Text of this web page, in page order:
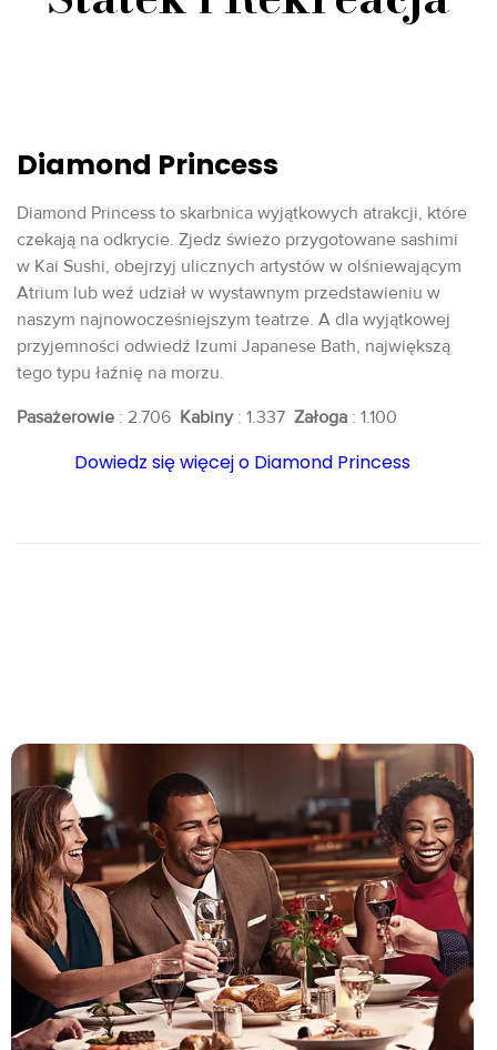
Diamond Princess
Diamond Princess to skarbnica wyjątkowych atrakcji, które
czekają na odkrycie. Zjedz świeżo przygotowane sashimi
w Kai Sushi, obejrzyj ulicznych artystów w olśniewającym
Atrium lub weź udział w wystawnym przedstawieniu w
naszym najnowocześniejszym teatrze. A dla wyjątkowej
przyjemności odwiedź Izumi Japanese Bath, największą
tego typu łaźnię na morzu.
Pasażerowie : 2.706 Kabiny: 1.337 Załoga : 1.100
Dowiedz się więcej o Diamond Princess